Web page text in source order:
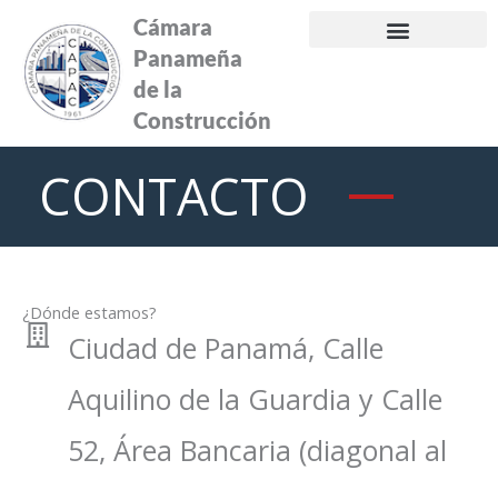
contenido
Cámara
Panameña
de la
Construcción
CONTACTO
¿Dónde estamos?
Ciudad de Panamá, Calle
Aquilino de la Guardia y Calle
52, Área Bancaria (diagonal al